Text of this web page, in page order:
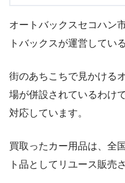
オートバックスセコハン
トバックスが運営してい
街のあちこちで見かける
場が併設されているわけ
対応しています。
買取ったカー用品は、全
ト品としてリユース販売